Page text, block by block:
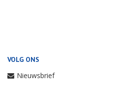
VOLG ONS
Nieuwsbrief